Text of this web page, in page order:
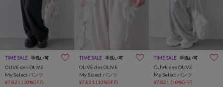
TIME SALE 手洗い可
OLIVE des OLIVE
My Select パンツ
¥7,821 (10%OFF)
TIME SALE 手洗い可
OLIVE des OLIVE
My Select パンツ
¥7,821 (10%OFF)
TIME SALE 手洗い可
OLIVE des OLIVE
My Select パンツ
¥7,821 (10%OFF)